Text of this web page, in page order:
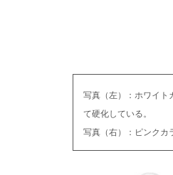
写真（左）：ホワイト
て硬化している。
写真（右）：ピンクカ